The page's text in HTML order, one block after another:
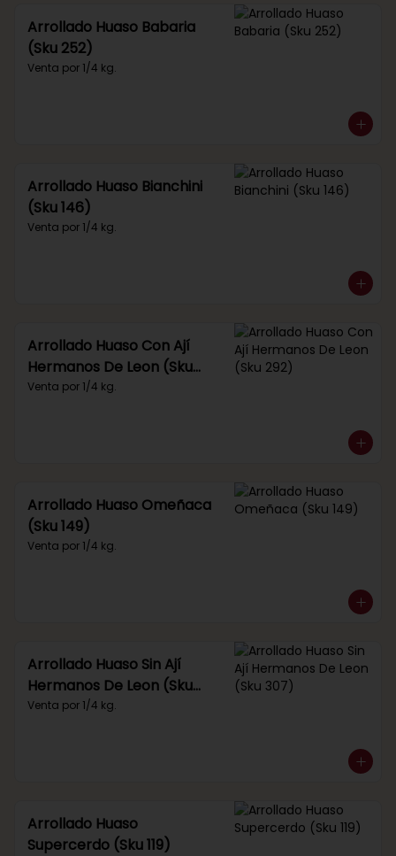
Arrollado Huaso Babaria
(Sku 252)
Venta por 1/4 kg.
Arrollado Huaso Bianchini
(Sku 146)
Venta por 1/4 kg.
Arrollado Huaso Con Ají
Hermanos De Leon (Sku
292)
Venta por 1/4 kg.
Arrollado Huaso Omeñaca
(Sku 149)
Venta por 1/4 kg.
Arrollado Huaso Sin Ají
Hermanos De Leon (Sku
307)
Venta por 1/4 kg.
Arrollado Huaso
Supercerdo (Sku 119)